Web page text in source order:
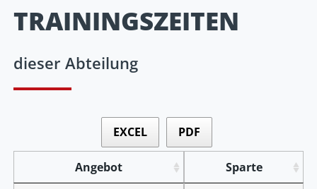
TRAININGSZEITEN
dieser Abteilung
EXCEL PDF
Angebot
Sparte